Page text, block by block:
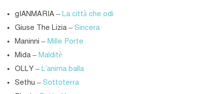
gIANMARIA – La città che odi
Giuse The Lizia – Sincera
Maninni – Mille Porte
Mida – Malditè
OLLY – L’anima balla
Sethu – Sottoterra